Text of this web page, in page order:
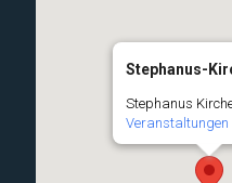
Stephanus-
Stephanus
Veranstaltungen